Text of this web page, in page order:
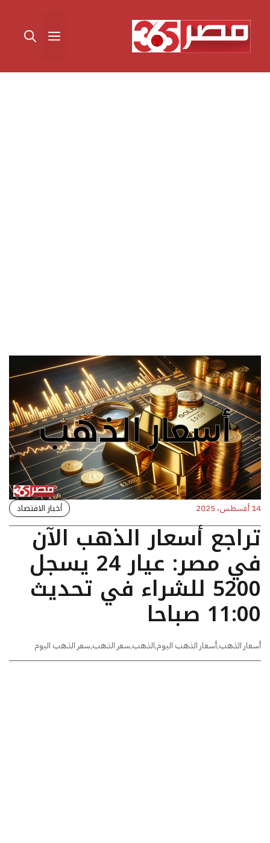
المحتوى القائمة
14 أغسطس، 2025 أخبار الاقتصاد
تراجع أسعار الذهب الآن
في مصر: عيار 24 يسجل
5200 للشراء في تحديث
11:00 صباحا
أسعار الذهب,أسعار الذهب اليوم,الذهب,سعر الذهب,سعر الذهب اليوم